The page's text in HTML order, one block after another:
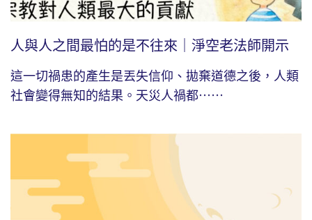
人與人之間最怕的是不往來｜淨空老法師開示
這一切禍患的產生是丟失信仰、拋棄道德之後，人類
社會變得無知的結果。天災人禍都⋯⋯